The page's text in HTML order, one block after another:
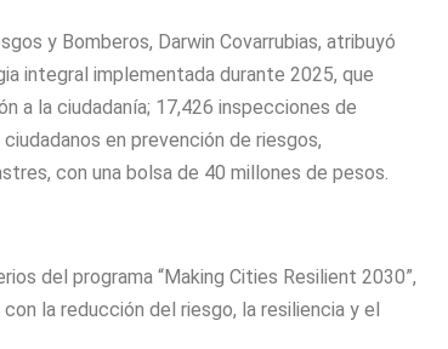
y Bomberos, Darwin Covarrubias, atribuyó
integral implementada durante 2025, que
a la ciudadanía; 17,426 inspecciones de
en prevención de riesgos,
con una bolsa de 40 millones de pesos.
del programa “Making Cities Resilient 2030”,
la reducción del riesgo, la resiliencia y el